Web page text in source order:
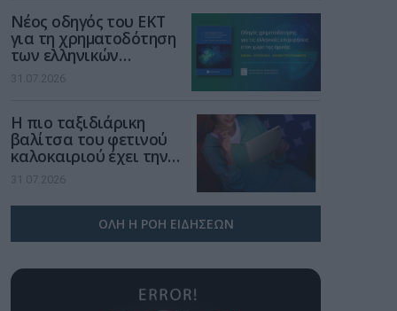
Νέος οδηγός του ΕΚΤ
για τη χρηματοδότηση
των ελληνικών
επιχειρήσεων στον
χώρο της άμυνας
31.07.2026
Η πιο ταξιδιάρικη
βαλίτσα του φετινού
καλοκαιριού έχει την
υπογραφή της Xiaomi
31.07.2026
ΟΛΗ Η ΡΟΗ ΕΙΔΗΣΕΩΝ